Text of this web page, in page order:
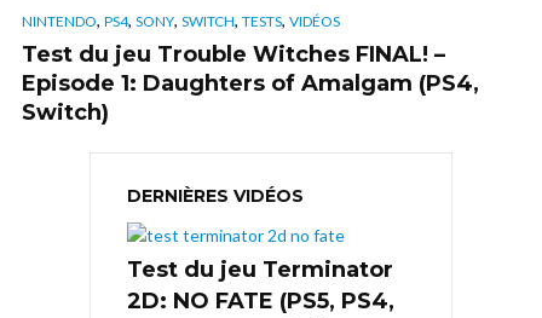
NINTENDO, PS4, SONY, SWITCH, TESTS, VIDÉOS
Test du jeu Trouble Witches FINAL! –
Episode 1: Daughters of Amalgam (PS4,
Switch)
DERNIÈRES VIDÉOS
Test du jeu Terminator
2D: NO FATE (PS5, PS4,